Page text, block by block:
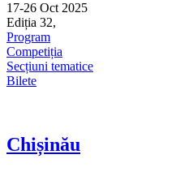
17-26 Oct 2025
Ediția 32,
Program
Competiția
Secțiuni tematice
Bilete
Chișinău